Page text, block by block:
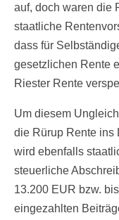
auf, doch waren die
staatliche
dass für
gesetzlichen Rente
Riester Rente
Um diesem
die Rürup Rente ins
wird ebenfalls
steuerliche
13.200 EUR bzw.
eingezahlten